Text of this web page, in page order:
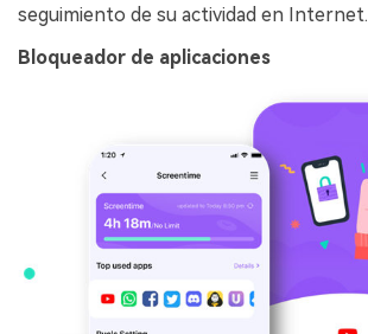
seguimiento de su actividad en Internet.
Bloqueador de aplicaciones